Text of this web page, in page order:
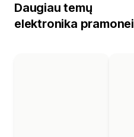
Daugiau temų
elektronika pramonei